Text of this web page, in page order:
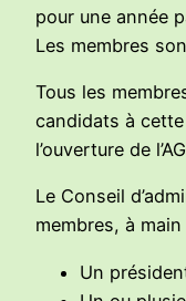
pour une année
Les membres
Tous les
candidats à cette
l’ouverture de
Le Conseil
membres, à
Un